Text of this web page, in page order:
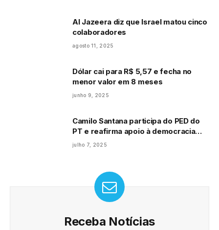
Al Jazeera diz que Israel matou cinco
colaboradores
agosto 11, 2025
Dólar cai para R$ 5,57 e fecha no
menor valor em 8 meses
junho 9, 2025
Camilo Santana participa do PED do
PT e reafirma apoio à democracia
partidária e às lideranças da sigla
julho 7, 2025
Receba Notícias